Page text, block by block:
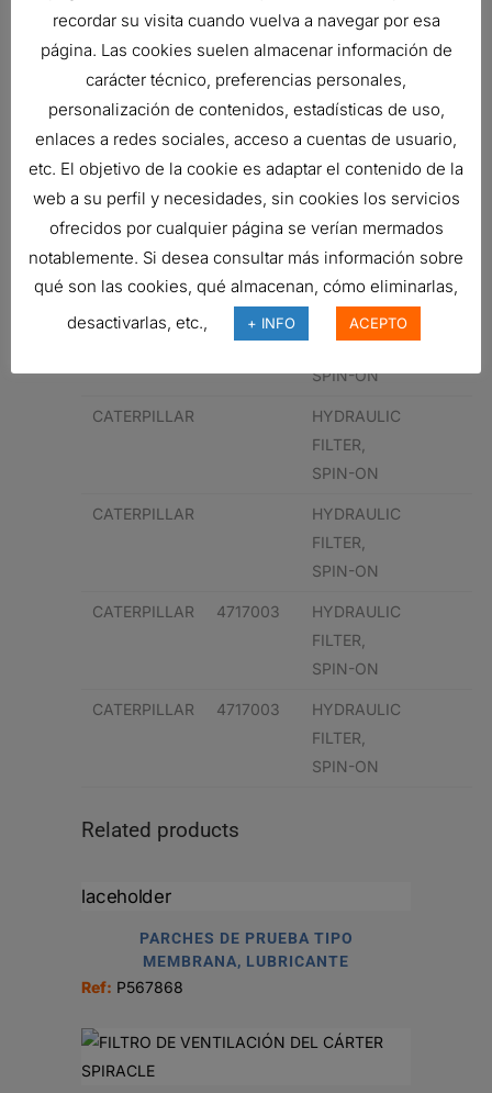
CATERPILLAR 1194740
HYDRAULIC
FILTER,
SPIN-ON
PERKINS 1194740
HYDRAULIC
FILTER,
SPIN-ON
9968353
HYDRAULIC
FILTER,
SPIN-ON
NEW
9969450
HYDRAULIC
FILTER,
SPIN-ON
CATERPILLAR
HYDRAULIC
FILTER,
SPIN-ON
CATERPILLAR
HYDRAULIC
FILTER,
SPIN-ON
CATERPILLAR 4717003
HYDRAULIC
FILTER,
SPIN-ON
CATERPILLAR 4717003
HYDRAULIC
FILTER,
SPIN-ON
Related products
PARCHES DE PRUEBA TIPO
MEMBRANA, LUBRICANTE
Ref: P567868
recordar su visita cuando vuelva a navegar por esa
página. Las cookies suelen almacenar información de
carácter técnico, preferencias personales,
personalización de contenidos, estadísticas de uso,
enlaces a redes sociales, acceso a cuentas de usuario,
etc. El objetivo de la cookie es adaptar el contenido de la
web a su perfil y necesidades, sin cookies los servicios
ofrecidos por cualquier página se verían mermados
notablemente. Si desea consultar más información sobre
qué son las cookies, qué almacenan, cómo eliminarlas,
desactivarlas, etc.,
+ INFO ACEPTO